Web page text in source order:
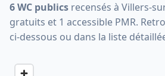
6 WC publics recensés à Villers-
gratuits et 1 accessible PMR.
ci-dessous ou dans la liste